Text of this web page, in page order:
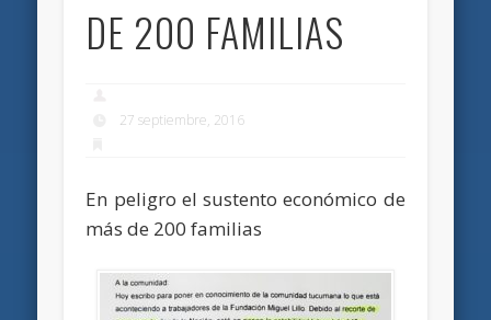
DE 200 FAMILIAS
27 septiembre, 2016
En peligro el sustento económico de
más de 200 familias